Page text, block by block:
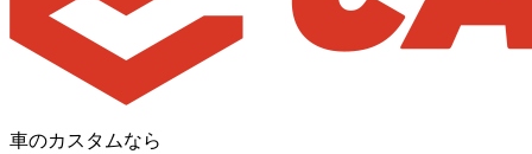
車のカスタムなら